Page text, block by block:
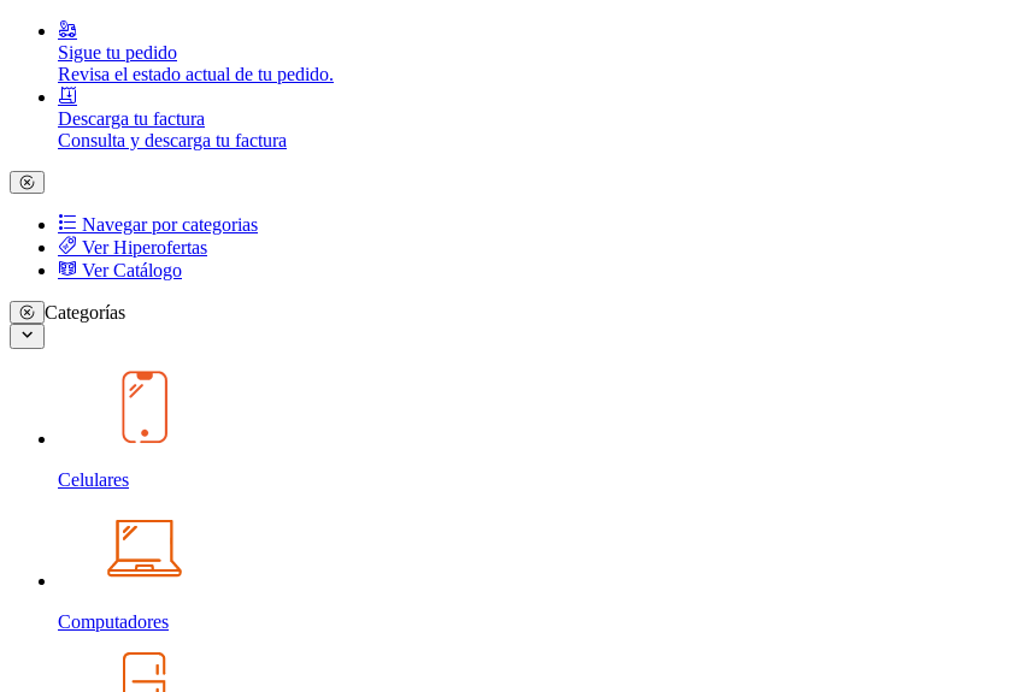
Sigue tu pedido
Revisa el estado actual de tu pedido.
Descarga tu factura
Consulta y descarga tu factura
Navegar por categorias
Ver Hiperofertas
Ver Catálogo
Categorías
Celulares
Computadores